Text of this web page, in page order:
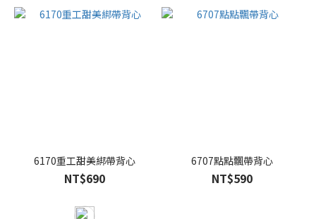
6170重工甜美綁帶背心
NT$690
6707點點飄帶背心
NT$590